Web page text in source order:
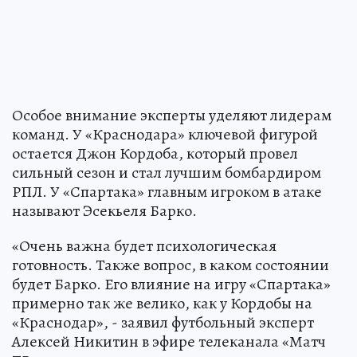
Особое внимание эксперты уделяют лидерам
команд. У «Краснодара» ключевой фигурой
остается Джон Кордоба, который провел
сильный сезон и стал лучшим бомбардиром
РПЛ. У «Спартака» главным игроком в атаке
называют Эсекьеля Барко.
«Очень важна будет психологическая
готовность. Также вопрос, в каком состоянии
будет Барко. Его влияние на игру «Спартака»
примерно так же велико, как у Кордобы на
«Краснодар», - заявил футбольный эксперт
Алексей Никитин в эфире телеканала «Матч